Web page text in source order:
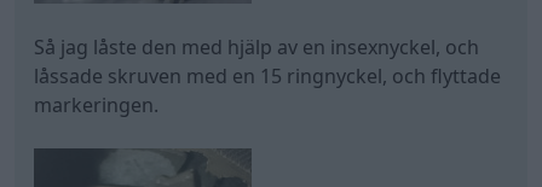
Så jag låste den med hjälp av en insexnyckel, och
låssade skruven med en 15 ringnyckel, och flyttade
markeringen.